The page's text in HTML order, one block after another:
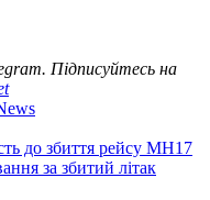
Підписуйтесь на
до збиття рейсу MH17
за збитий літак